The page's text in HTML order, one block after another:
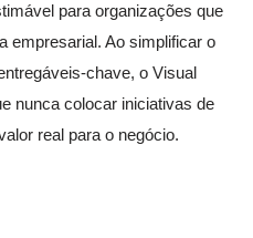
para organizações que
empresarial. Ao simplificar o
chave, o Visual
nunca colocar iniciativas de
real para o negócio.